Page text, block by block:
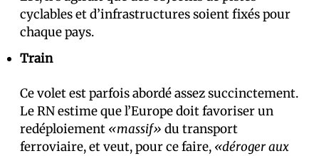
cyclables et d’infrastructures soient fixés pour
chaque pays.
Train
Ce volet est parfois abordé assez succinctement.
Le RN estime que l’Europe doit favoriser un
redéploiement «massif» du transport
ferroviaire, et veut, pour ce faire, «déroger aux